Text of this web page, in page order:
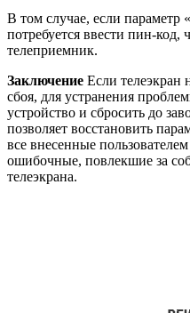
В том случае, если параметр
потребуется ввести пин-код,
телеприемник.
Заключение Если телеэкран
сбоя, для устранения
устройство и сбросить до
позволяет восстановить
все внесенные
ошибочные, повлекшие за
телеэкрана.